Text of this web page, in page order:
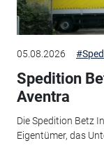
05.08.2026
Spedition
Aventra
Die Spedition Betz
Eigentümer, das